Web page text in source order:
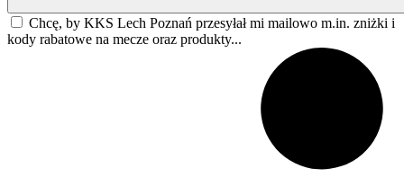
Chcę, by KKS Lech Poznań przesyłał mi mailowo m.in. zniżki i
kody rabatowe na mecze oraz produkty...